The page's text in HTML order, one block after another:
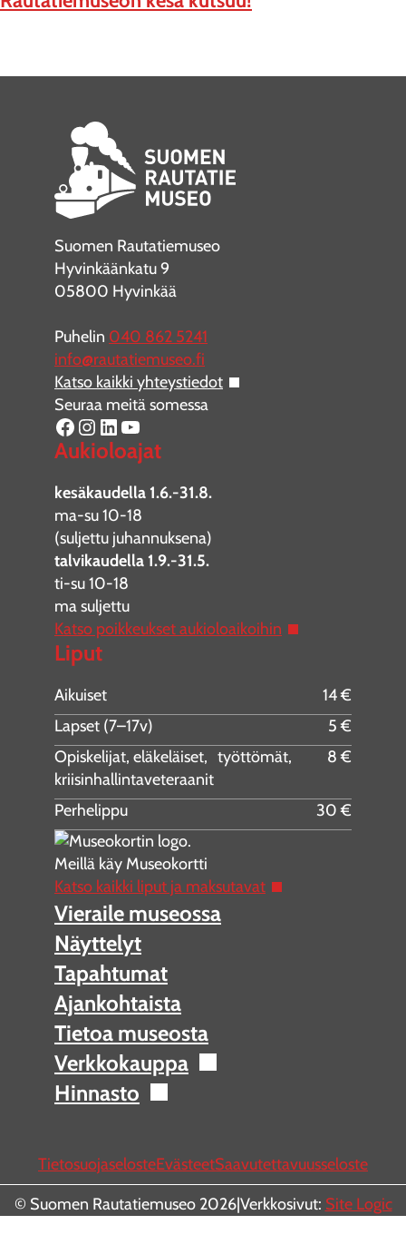
Suomen Rautatiemuseo
Hyvinkäänkatu 9
05800 Hyvinkää
Puhelin 040 862 5241
info@rautatiemuseo.fi
Katso kaikki yhteystiedot
Seuraa meitä somessa
Facebook Instagram LinkedIn YouTube
Aukioloajat
kesäkaudella 1.6.-31.8.
ma-su 10-18
(suljettu juhannuksena)
talvikaudella 1.9.-31.5.
ti-su 10-18
ma suljettu
Katso poikkeukset aukioloaikoihin
Liput
Aikuiset
14 €
Lapset (7–17v)
5 €
Opiskelijat, eläkeläiset, työttömät,
kriisinhallintaveteraanit
8 €
Perhelippu 30 €
Meillä käy Museokortti
Katso kaikki liput ja maksutavat
Vieraile museossa
Näyttelyt
Tapahtumat
Ajankohtaista
Tietoa museosta
Verkkokauppa
Hinnasto
TietosuojaselosteEvästeetSaavutettavuusseloste
© Suomen Rautatiemuseo 2026|Verkkosivut: Site Logic